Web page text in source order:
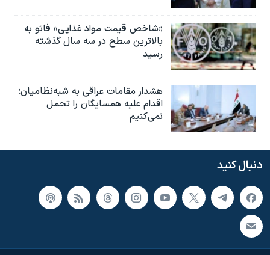
«شاخص قیمت مواد غذایی» فائو به
بالاترین سطح در سه سال گذشته
رسید
هشدار مقامات عراقی به شبه‌نظامیان؛
اقدام علیه همسایگان را تحمل
نمی‌کنیم
دنبال کنید